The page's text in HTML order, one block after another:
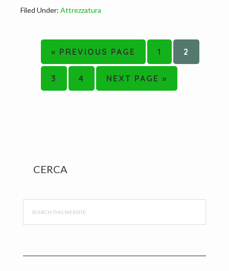
Filed Under: Attrezzatura
« GO
TO
PREVIOUS PAGE PAGE
1 PAGE
2
PAGE
3 PAGE
4
GO
NEXT PAGE »
Primary
CERCA